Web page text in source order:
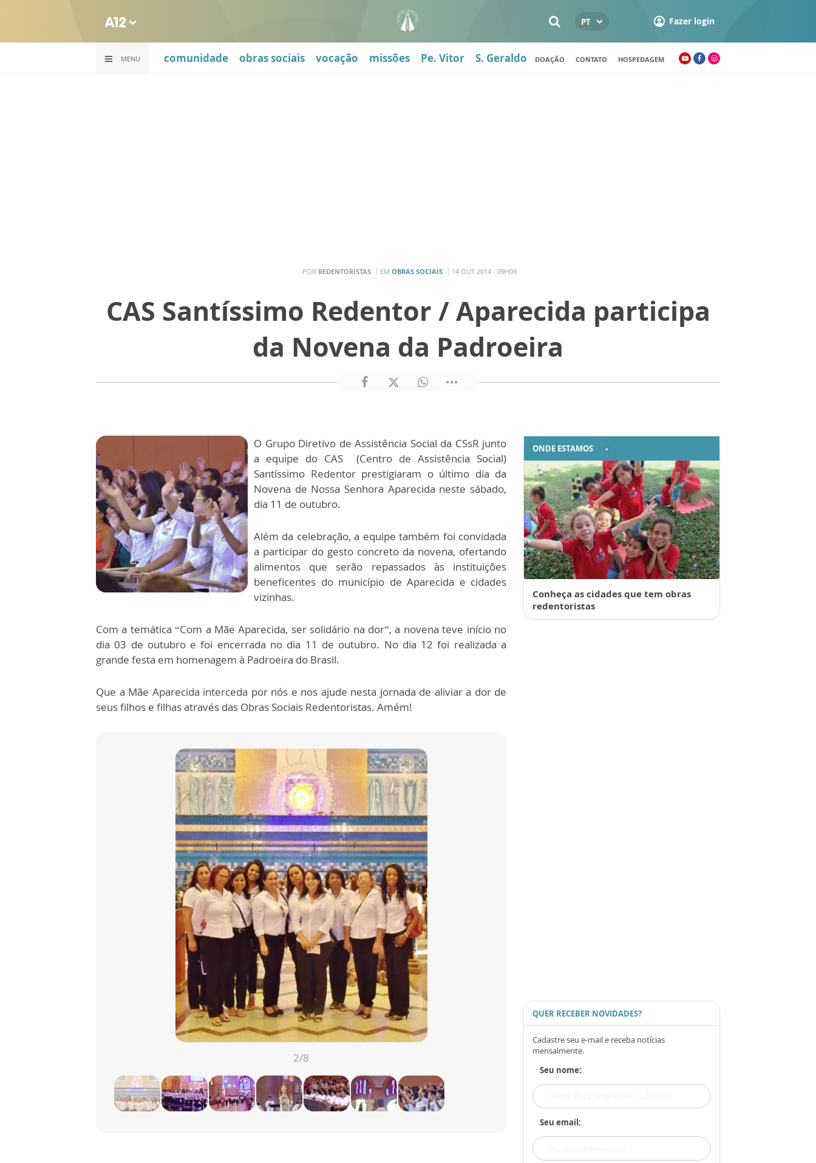
PT Fazer login
MENU comunidade obras sociais vocação missões Pe. Vitor S. Geraldo DOAÇÃO CONTATO HOSPEDAGEM
POR REDENTORISTAS EM OBRAS SOCIAIS 14 OUT 2014 - 09H09
CAS Santíssimo Redentor / Aparecida participa
da Novena da Padroeira
O Grupo Diretivo de Assistência Social da CSsR junto
a equipe do CAS (Centro de Assistência Social)
Santíssimo Redentor prestigiaram o último dia da
Novena de Nossa Senhora Aparecida neste sábado,
dia 11 de outubro.
Além da celebração, a equipe também foi convidada
a participar do gesto concreto da novena, ofertando
alimentos que serão repassados às instituições
beneficentes do município de Aparecida e cidades
vizinhas.
Com a temática “Com a Mãe Aparecida, ser solidário na dor”, a novena teve início no
dia 03 de outubro e foi encerrada no dia 11 de outubro. No dia 12 foi realizada a
grande festa em homenagem à Padroeira do Brasil.
Que a Mãe Aparecida interceda por nós e nos ajude nesta jornada de aliviar a dor de
seus filhos e filhas através das Obras Sociais Redentoristas. Amém!
3/8
ONDE ESTAMOS
Conheça as cidades que tem obras
redentoristas
QUER RECEBER NOVIDADES?
Cadastre seu e-mail e receba notícias
mensalmente.
Seu nome:
Seu email: